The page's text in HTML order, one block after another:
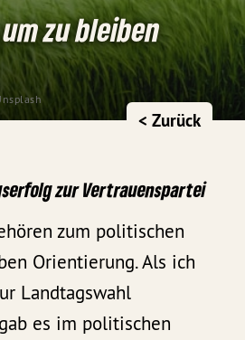
zu bleiben
< Zurück
zur Vertrauenspartei
zum politischen
Orientierung. Als ich
Landtagswahl
es im politischen